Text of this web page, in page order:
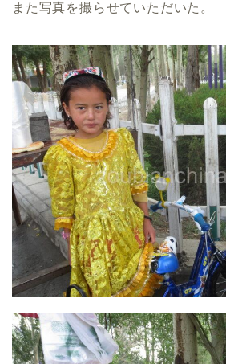
また写真を撮らせていただいた。